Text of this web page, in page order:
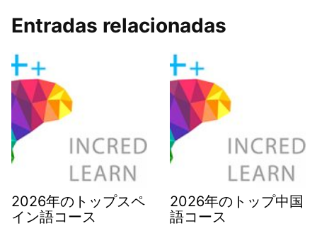
Entradas relacionadas
2026年のトップスペ
イン語コース
2026年のトップ中国
語コース